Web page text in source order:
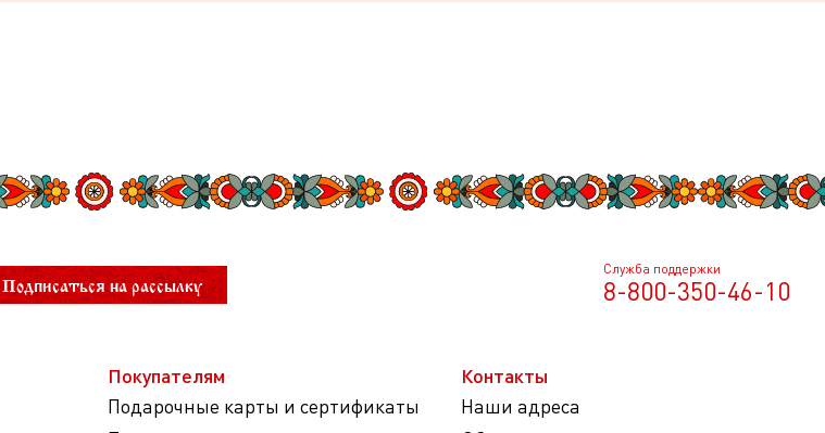
Подписаться на рассылку
Служба поддержки
8-800-350-46-10
Покупателям
Подарочные карты и сертификаты
Контакты
Наши адреса